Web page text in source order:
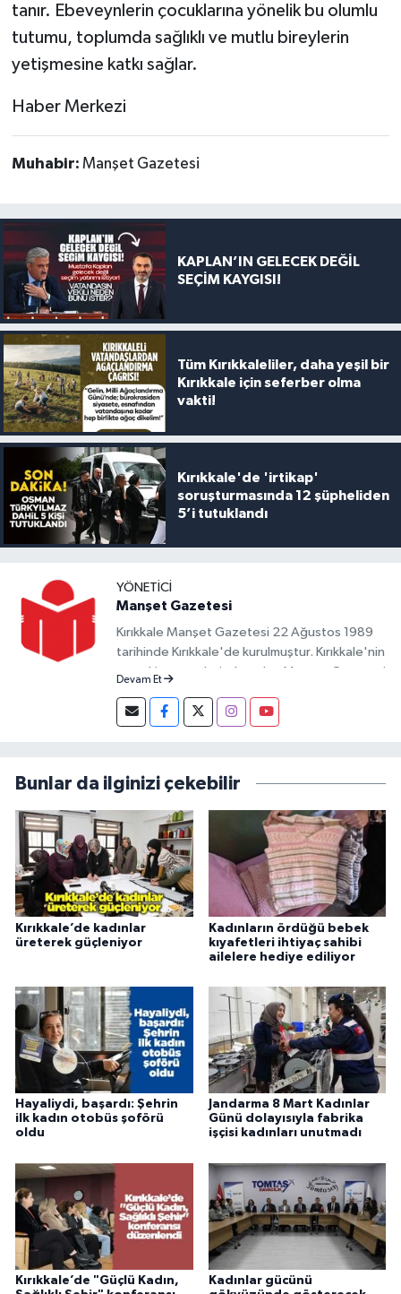
tanır. Ebeveynlerin çocuklarına yönelik bu olumlu
tutumu, toplumda sağlıklı ve mutlu bireylerin
yetişmesine katkı sağlar.
Haber Merkezi
Muhabir: Manşet Gazetesi
KAPLAN’IN GELECEK DEĞİL
SEÇİM KAYGISI!
Tüm Kırıkkaleliler, daha yeşil bir
Kırıkkale için seferber olma
vakti!
Kırıkkale'de 'irtikap'
soruşturmasında 12 şüpheliden
5’i tutuklandı
YÖNETICI
Manşet Gazetesi
Kırıkkale Manşet Gazetesi 22 Ağustos 1989
tarihinde Kırıkkale'de kurulmuştur. Kırıkkale'nin
en eski gazetelerinden olan Manşet Gazetesi
teknolojinin gelişimine de her daim ayak
uydurmuş ve Digital Medyada da Kırıkkale'nin
İlan Kurumuna bağlı 4 haber sitesinden
birisidir.
Devam Et
Bunlar da ilginizi çekebilir
Kırıkkale’de kadınlar
üreterek güçleniyor
Kadınların ördüğü bebek
kıyafetleri ihtiyaç sahibi
ailelere hediye ediliyor
Hayaliydi, başardı: Şehrin
ilk kadın otobüs şoförü
oldu
Jandarma 8 Mart Kadınlar
Günü dolayısıyla fabrika
işçisi kadınları unutmadı
Kırıkkale’de "Güçlü Kadın,
Kadınlar gücünü